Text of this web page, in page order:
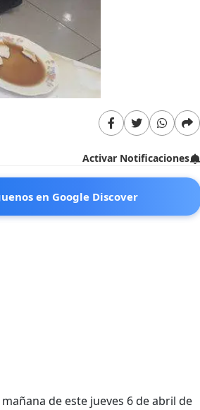
Activar Notificaciones
en Google Discover
de este jueves 6 de abril de